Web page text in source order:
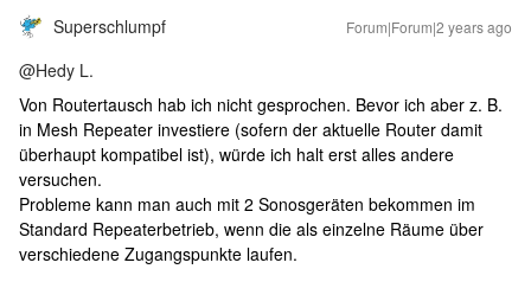
Superschlumpf Forum|Forum|2 years ago
@Hedy L.
Von Routertausch hab ich nicht gesprochen. Bevor ich aber z. B.
in Mesh Repeater investiere (sofern der aktuelle Router damit
überhaupt kompatibel ist), würde ich halt erst alles andere
versuchen.
Probleme kann man auch mit 2 Sonosgeräten bekommen im
Standard Repeaterbetrieb, wenn die als einzelne Räume über
verschiedene Zugangspunkte laufen.